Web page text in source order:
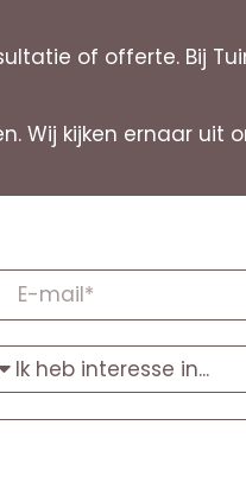
of offerte. Bij
Wij kijken ernaar